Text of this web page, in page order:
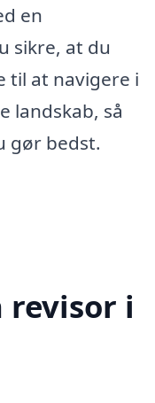
en
sikre, at du
til at navigere i
landskab, så
gør bedst.
revisor i